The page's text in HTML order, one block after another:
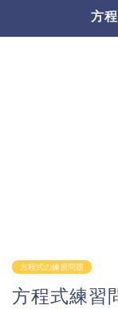
方
方程式の練習問題
方程式練習